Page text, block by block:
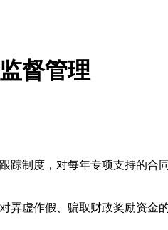
督管理
踪制度，对每年专项支持的
弄虚作假、骗取财政奖励资金